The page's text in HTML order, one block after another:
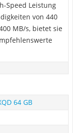
Speed Leistung
von 440
MB/s, bietet sie
64 GB